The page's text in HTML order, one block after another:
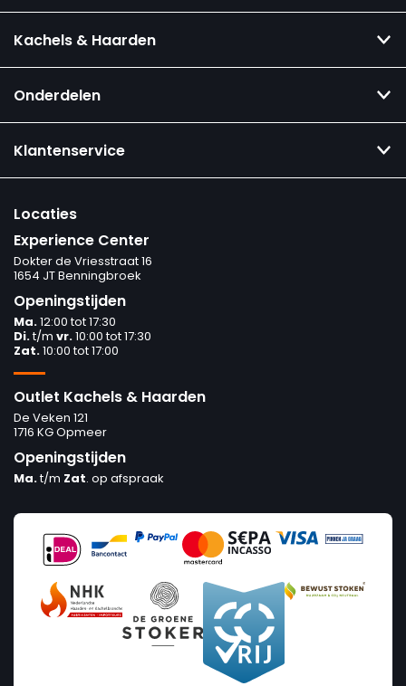
Prijs
Kachels & Haarden
Onderdelen
Klantenservice
Locaties
Experience Center
Dokter de Vriesstraat 16
1654 JT Benningbroek
Openingstijden
Ma.12:00 tot 17:30
Di.t/m vr.10:00 tot 17:30
Zat.10:00 tot 17:00
Outlet Kachels & Haarden
De Veken 121
1716 KG Opmeer
Openingstijden
Ma.t/m Zat. op afspraak